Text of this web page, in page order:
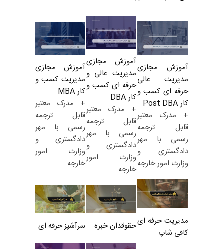
آموزش مجازی
مدیریت عالی
حرفه ای کسب و
کار Post DBA
+ مدرک معتبر
قابل ترجمه
رسمی با مهر
دادگستری و
وزارت امور خارجه
آموزش مجازی
مدیریت عالی و
حرفه ای کسب و
کار DBA
+ مدرک معتبر
قابل ترجمه
رسمی با مهر
دادگستری و
وزارت امور
خارجه
آموزش مجازی
مدیریت کسب و
کار MBA
+ مدرک معتبر
قابل ترجمه
رسمی با مهر
دادگستری و
وزارت امور
خارجه
مدیریت حرفه ای
کافی شاپ
حقوقدان خبره سرآشپز حرفه ای